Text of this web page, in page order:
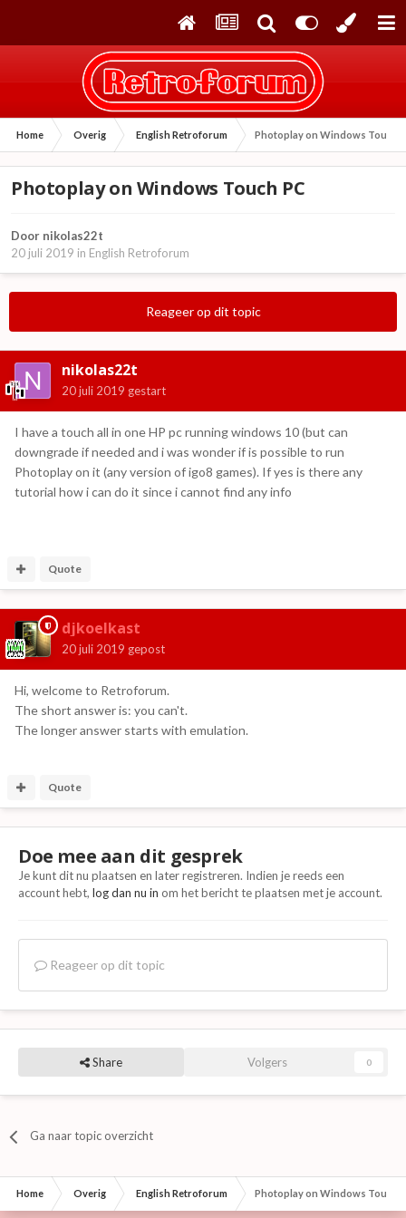
Home Overig English Retroforum Photoplay on Windows Touch
Photoplay on Windows Touch PC
Door nikolas22t
20 juli 2019 in English Retroforum
Reageer op dit topic
nikolas22t
20 juli 2019 gestart
I have a touch all in one HP pc running windows 10 (but can
downgrade if needed and i was wonder if is possible to run
Photoplay on it (any version of igo8 games). If yes is there any
tutorial how i can do it since i cannot find any info
Quote
djkoelkast
20 juli 2019 gepost
Hi, welcome to Retroforum.
The short answer is: you can't.
The longer answer starts with emulation.
Quote
Doe mee aan dit gesprek
Je kunt dit nu plaatsen en later registreren. Indien je reeds een
account hebt, log dan nu in om het bericht te plaatsen met je account.
Reageer op dit topic
Share Volgers 0
Ga naar topic overzicht
Home Overig English Retroforum Photoplay on Windows Touch